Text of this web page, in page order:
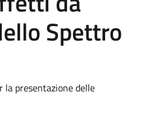
Spettro
presentazione delle